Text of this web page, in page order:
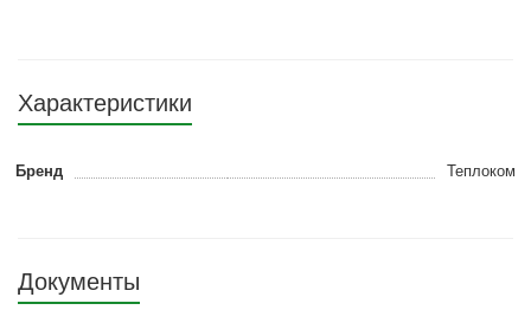
Характеристики
Бренд Теплоком
Документы